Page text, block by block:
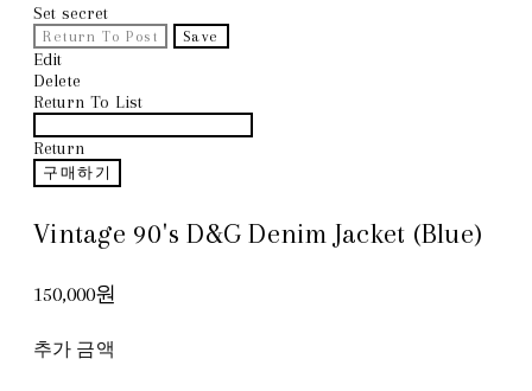
Set secret
Return To Post Save
Edit
Delete
Return To List
Return
구매하기
Vintage 90's D&G Denim Jacket (Blue)
150,000원
추가 금액